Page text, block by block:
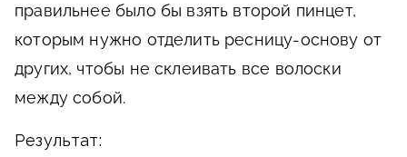
правильнее было бы взять второй пинцет,
которым нужно отделить ресницу-основу от
других, чтобы не склеивать все волоски
между собой.
Результат: